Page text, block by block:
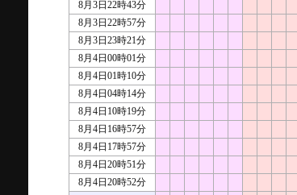
8月3日22時43分
8月3日22時57分
8月3日23時21分
8月4日00時01分
8月4日01時10分
8月4日04時14分
8月4日10時19分
8月4日16時57分
8月4日17時57分
8月4日20時51分
8月4日20時52分